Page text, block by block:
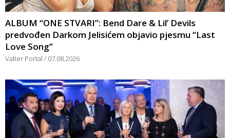
ALBUM “ONE STVARI”: Bend Dare & Lil’ Devils
predvođen Darkom Jelisićem objavio pjesmu “Last
Love Song”
Valter Portal 07.08.2026